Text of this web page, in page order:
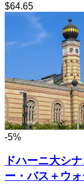
$64.65
-5%
ドハーニ大シ
ー・バス＋ウ